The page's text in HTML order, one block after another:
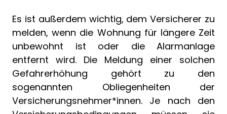
Es ist außerdem wichtig, dem Versicherer zu
melden, wenn die Wohnung für längere Zeit
unbewohnt ist oder die Alarmanlage
entfernt wird. Die Meldung einer solchen
Gefahrerhöhung gehört zu den
sogenannten Obliegenheiten der
Versicherungsnehmer*innen. Je nach den